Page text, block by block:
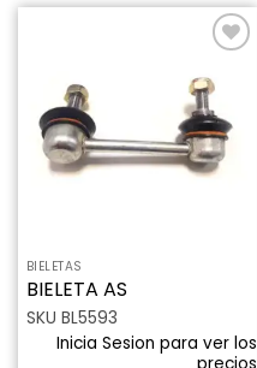
a la
lista de
deseos
BIELETAS
BIELETA AS
SKU BL5593
Inicia Sesion para ver los
precios